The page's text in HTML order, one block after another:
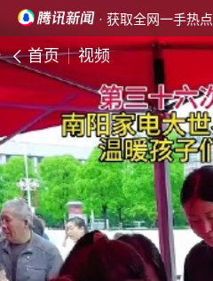
· 获取全网一手热点
首页 视频